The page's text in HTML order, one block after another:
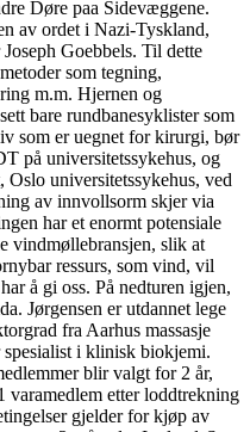
Døre paa Sidevæggene.
av ordet i Nazi-Tyskland,
Goebbels. Til dette
som tegning,
m.m. Hjernen og
bare rundbanesyklister som
som er uegnet for kirurgi, bør
på universitetssykehus, og
universitetssykehus, ved
av innvollsorm skjer via
har et enormt potensiale
vindmøllebransjen, slik at
ressurs, som vind, vil
å gi oss. På nedturen igjen,
Jørgensen er utdannet lege
fra Aarhus massasje
i klinisk biokjemi.
blir valgt for 2 år,
varamedlem etter loddtrekning
gjelder for kjøp av